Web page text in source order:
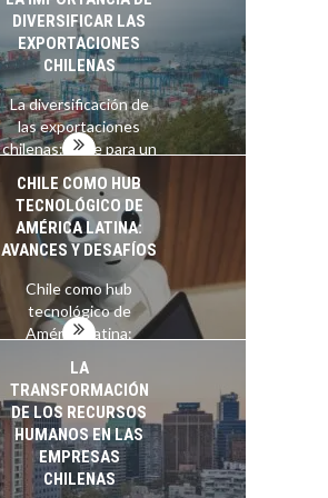
DIVERSIFICAR LAS
EXPORTACIONES
CHILENAS
La diversificación de
las exportaciones
chilenas: clave para un
crecimiento…
CHILE COMO HUB
TECNOLÓGICO DE
AMÉRICA LATINA:
AVANCES Y DESAFÍOS
Chile como hub
tecnológico de
América Latina:
LA
TRANSFORMACIÓN
DE LOS RECURSOS
HUMANOS EN LAS
EMPRESAS
CHILENAS